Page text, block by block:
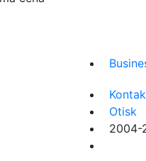
Otisk
2004-